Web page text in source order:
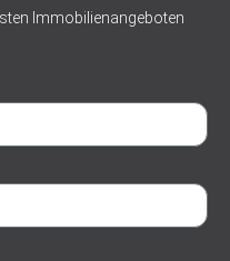
Immobilienangeboten